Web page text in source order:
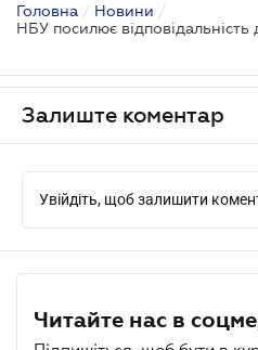
Головна / Новини /
Залиште коментар
Увійдіть, щоб залишити
Читайте нас в